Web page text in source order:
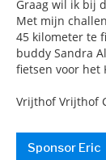
Graag wil ik bij
Met mijn
45 kilometer te
buddy Sandra
fietsen voor het
Vrijthof Vrijthof
Sponsor Eric